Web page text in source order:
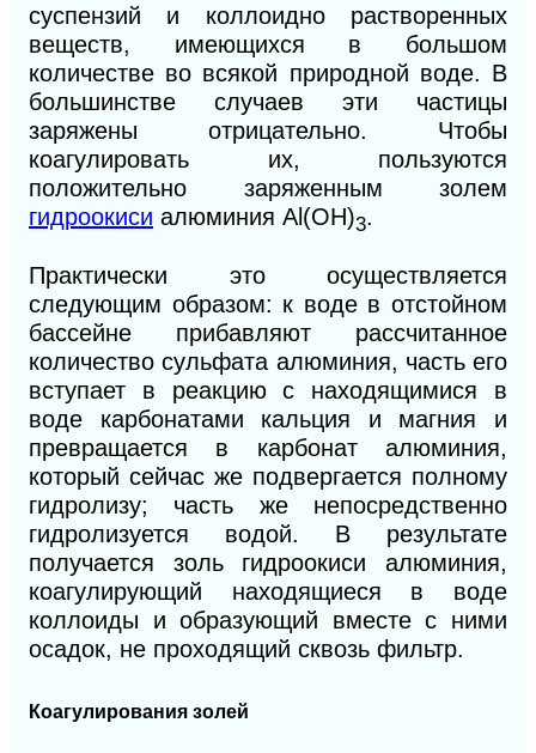
суспензий и коллоидно растворенных
веществ, имеющихся в большом
количестве во всякой природной воде. В
большинстве случаев эти частицы
заряжены отрицательно. Чтобы
коагулировать их, пользуются
положительно заряженным золем
гидроокиси алюминия Аl(ОН)3.
Практически это осуществляется
следующим образом: к воде в отстойном
бассейне прибавляют рассчитанное
количество сульфата алюминия, часть его
вступает в реакцию с находящимися в
воде карбонатами кальция и магния и
превращается в карбонат алюминия,
который сейчас же подвергается полному
гидролизу; часть же непосредственно
гидролизуется водой. В результате
получается золь гидроокиси алюминия,
коагулирующий находящиеся в воде
коллоиды и образующий вместе с ними
осадок, не проходящий сквозь фильтр.
Коагулирования золей